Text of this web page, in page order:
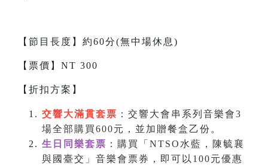
【節目長度】約60分(無中場休息)
【票價】NT 300
【折扣方案】
交響大滿貫套票 ：交響大會串系列音樂會3
場全部購買600元，並加贈餐盒乙份 。
生日同樂套票 ：購買「NTSO水藍，陳毓襄
與國臺交」音樂會票券，即可以100元優惠